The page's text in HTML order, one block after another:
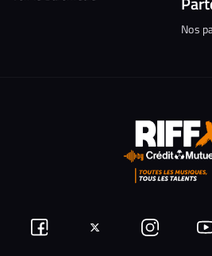
Nos
Suivez-Suivez-Nous